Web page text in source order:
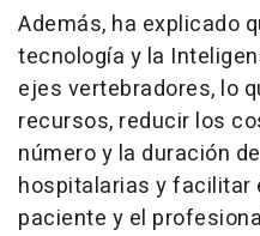
Además, ha explicado
tecnología y la
ejes vertebradores, lo
recursos, reducir los
número y la duración
hospitalarias y facilitar
paciente y el